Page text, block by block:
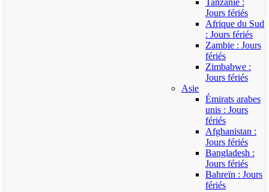
Tanzanie :
Jours fériés
Afrique du Sud
: Jours fériés
Zambie : Jours
fériés
Zimbabwe :
Jours fériés
Asie
Émirats arabes
unis : Jours
fériés
Afghanistan :
Jours fériés
Bangladesh :
Jours fériés
Bahreïn : Jours
fériés